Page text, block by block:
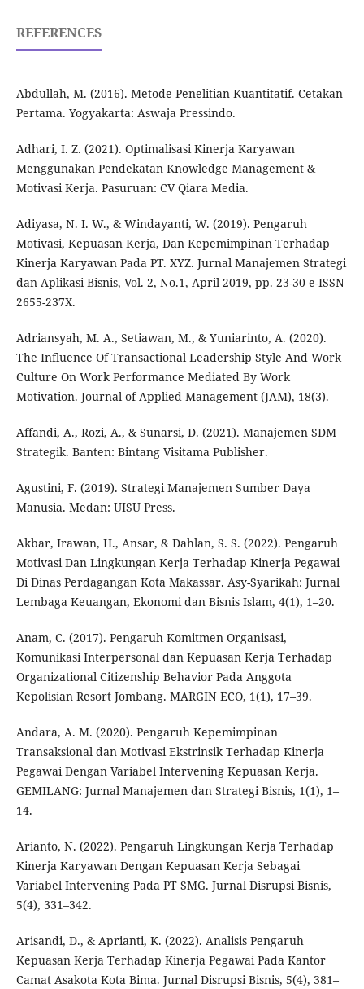
REFERENCES
Abdullah, M. (2016). Metode Penelitian Kuantitatif. Cetakan
Pertama. Yogyakarta: Aswaja Pressindo.
Adhari, I. Z. (2021). Optimalisasi Kinerja Karyawan
Menggunakan Pendekatan Knowledge Management &
Motivasi Kerja. Pasuruan: CV Qiara Media.
Adiyasa, N. I. W., & Windayanti, W. (2019). Pengaruh
Motivasi, Kepuasan Kerja, Dan Kepemimpinan Terhadap
Kinerja Karyawan Pada PT. XYZ. Jurnal Manajemen Strategi
dan Aplikasi Bisnis, Vol. 2, No.1, April 2019, pp. 23-30 e-ISSN
2655-237X.
Adriansyah, M. A., Setiawan, M., & Yuniarinto, A. (2020).
The Influence Of Transactional Leadership Style And Work
Culture On Work Performance Mediated By Work
Motivation. Journal of Applied Management (JAM), 18(3).
Affandi, A., Rozi, A., & Sunarsi, D. (2021). Manajemen SDM
Strategik. Banten: Bintang Visitama Publisher.
Agustini, F. (2019). Strategi Manajemen Sumber Daya
Manusia. Medan: UISU Press.
Akbar, Irawan, H., Ansar, & Dahlan, S. S. (2022). Pengaruh
Motivasi Dan Lingkungan Kerja Terhadap Kinerja Pegawai
Di Dinas Perdagangan Kota Makassar. Asy-Syarikah: Jurnal
Lembaga Keuangan, Ekonomi dan Bisnis Islam, 4(1), 1–20.
Anam, C. (2017). Pengaruh Komitmen Organisasi,
Komunikasi Interpersonal dan Kepuasan Kerja Terhadap
Organizational Citizenship Behavior Pada Anggota
Kepolisian Resort Jombang. MARGIN ECO, 1(1), 17–39.
Andara, A. M. (2020). Pengaruh Kepemimpinan
Transaksional dan Motivasi Ekstrinsik Terhadap Kinerja
Pegawai Dengan Variabel Intervening Kepuasan Kerja.
GEMILANG: Jurnal Manajemen dan Strategi Bisnis, 1(1), 1–
14.
Arianto, N. (2022). Pengaruh Lingkungan Kerja Terhadap
Kinerja Karyawan Dengan Kepuasan Kerja Sebagai
Variabel Intervening Pada PT SMG. Jurnal Disrupsi Bisnis,
5(4), 331–342.
Arisandi, D., & Aprianti, K. (2022). Analisis Pengaruh
Kepuasan Kerja Terhadap Kinerja Pegawai Pada Kantor
Camat Asakota Kota Bima. Jurnal Disrupsi Bisnis, 5(4), 381–